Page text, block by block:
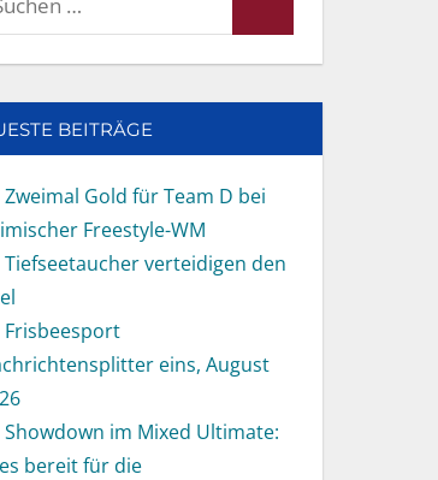
BEITRÄGE
Zweimal Gold für Team D bei
Freestyle-WM
Tiefseetaucher verteidigen den
Frisbeesport
eins, August
Showdown im Mixed Ultimate:
bereit für die